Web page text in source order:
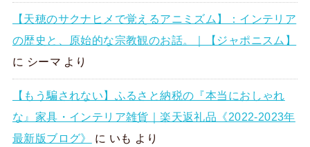
【天穂のサクナヒメで覚えるアニミズム】：インテリア
の歴史と、原始的な宗教観のお話。｜【ジャポニスム】
に シーマ より
【もう騙されない】ふるさと納税の『本当におしゃれ
な』家具・インテリア雑貨｜楽天返礼品《2022-2023年
最新版ブログ》
に いも より